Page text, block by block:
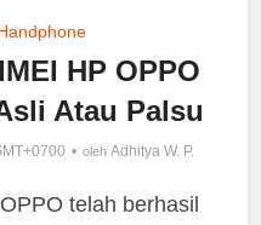
HP OPPO
Atau Palsu
oleh Adhitya W. P.
telah berhasil